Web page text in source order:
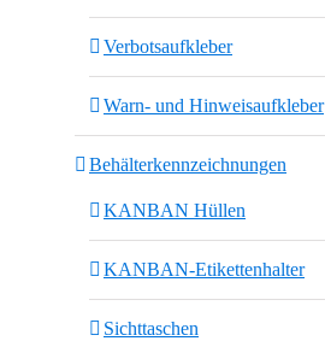
Verbotsaufkleber
Warn- und Hinweisaufkleber
Behälterkennzeichnungen
KANBAN Hüllen
KANBAN-Etikettenhalter
Sichttaschen